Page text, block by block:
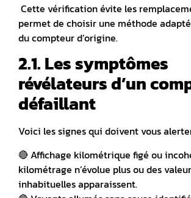
Cette vérification évite les
permet de choisir une méthode
du compteur d’origine.
2.1. Les symptômes
révélateurs d’un
défaillant
Voici les signes qui doivent vous
🔴 Affichage kilométrique figé ou
kilométrage n’évolue plus ou des
inhabituelles apparaissent.